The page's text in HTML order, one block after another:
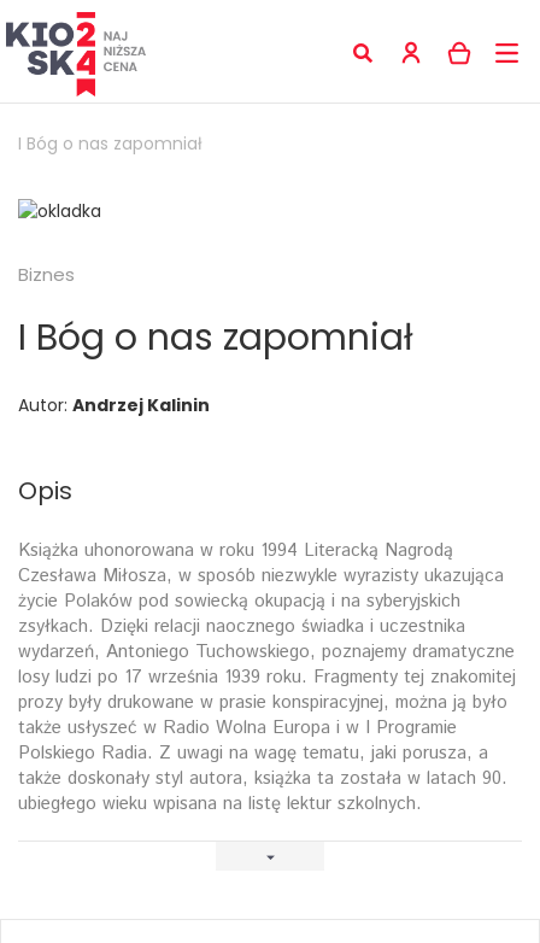
I Bóg o nas zapomniał
Biznes
I Bóg o nas zapomniał
Autor: Andrzej Kalinin
Opis
Książka uhonorowana w roku 1994 Literacką Nagrodą
Czesława Miłosza, w sposób niezwykle wyrazisty ukazująca
życie Polaków pod sowiecką okupacją i na syberyjskich
zsyłkach. Dzięki relacji naocznego świadka i uczestnika
wydarzeń, Antoniego Tuchowskiego, poznajemy dramatyczne
losy ludzi po 17 września 1939 roku. Fragmenty tej znakomitej
prozy były drukowane w prasie konspiracyjnej, można ją było
także usłyszeć w Radio Wolna Europa i w I Programie
Polskiego Radia. Z uwagi na wagę tematu, jaki porusza, a
także doskonały styl autora, książka ta została w latach 90.
ubiegłego wieku wpisana na listę lektur szkolnych.